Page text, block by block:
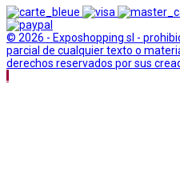
© 2026 - Exposhopping sl -
parcial de cualquier texto o
derechos reservados por sus